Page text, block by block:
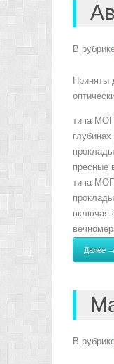
В
Приняты
типа
пресные
типа
включая
Далее →
В